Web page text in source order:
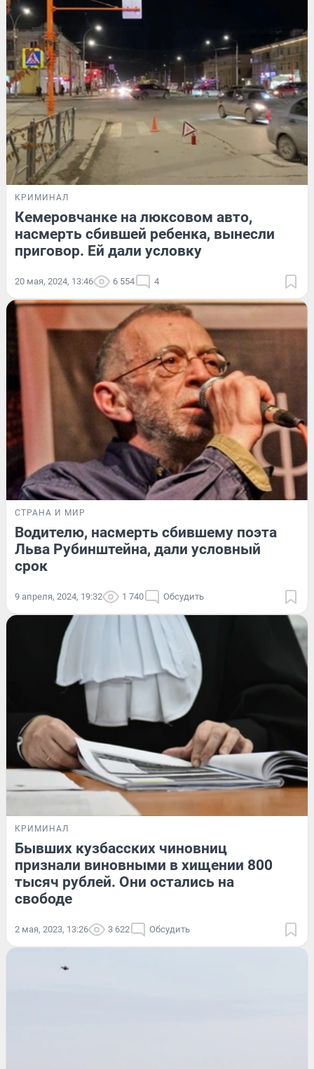
КРИМИНАЛ
Кемеровчанке на люксовом авто,
насмерть сбившей ребенка, вынесли
приговор. Ей дали условку
20 мая, 2024, 13:46 6 554 4
СТРАНА И МИР
Водителю, насмерть сбившему поэта
Льва Рубинштейна, дали условный
срок
9 апреля, 2024, 19:32 1 740 Обсудить
КРИМИНАЛ
Бывших кузбасских чиновниц
признали виновными в хищении 800
тысяч рублей. Они остались на
свободе
2 мая, 2023, 13:26 3 622 Обсудить